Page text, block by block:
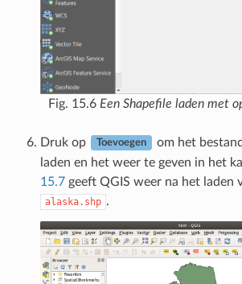
Fig. 15.6 Een Shapefile laden met
Druk op Toevoegen
om het
laden en het weer te geven in het
15.7geeft QGIS weer na het laden
alaska.shp .